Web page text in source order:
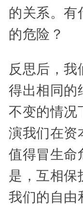
的关系。有
的危险？
反思后，我
得出相同
不变的情况
演我们在资
值得冒生命
是，互相保
我们的自由